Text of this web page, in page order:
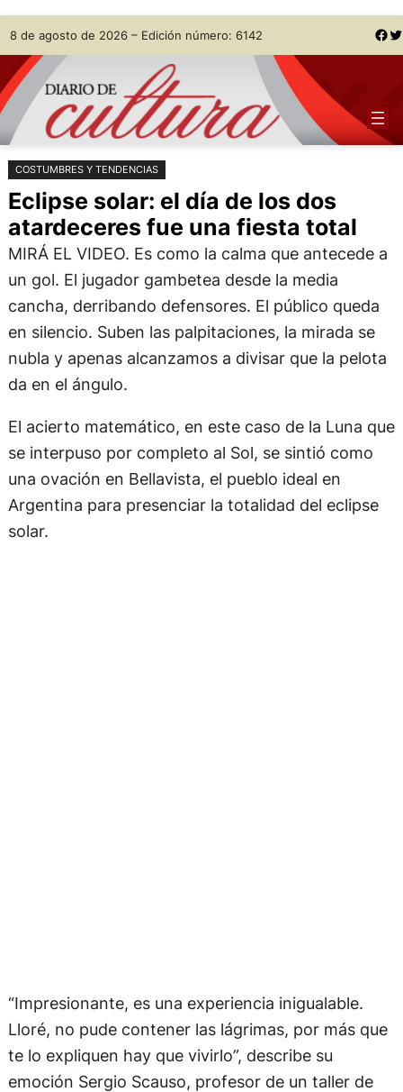
Saltar
al
contenido
Skip
to
content
8 de agosto de 2026 – Edición número: 6142 Facebook Twitter
COSTUMBRES Y TENDENCIAS
Eclipse solar: el día de los dos
atardeceres fue una fiesta total
MIRÁ EL VIDEO. Es como la calma que antecede a
un gol. El jugador gambetea desde la media
cancha, derribando defensores. El público queda
en silencio. Suben las palpitaciones, la mirada se
nubla y apenas alcanzamos a divisar que la pelota
da en el ángulo.
El acierto matemático, en este caso de la Luna que
se interpuso por completo al Sol, se sintió como
una ovación en Bellavista, el pueblo ideal en
Argentina para presenciar la totalidad del eclipse
solar.
“Impresionante, es una experiencia inigualable.
Lloré, no pude contener las lágrimas, por más que
te lo expliquen hay que vivirlo”, describe su
emoción Sergio Scauso, profesor de un taller de